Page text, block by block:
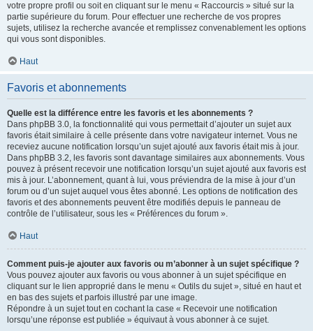
votre propre profil ou soit en cliquant sur le menu « Raccourcis » situé sur la
partie supérieure du forum. Pour effectuer une recherche de vos propres
sujets, utilisez la recherche avancée et remplissez convenablement les options
qui vous sont disponibles.
Haut
Favoris et abonnements
Quelle est la différence entre les favoris et les abonnements ?
Dans phpBB 3.0, la fonctionnalité qui vous permettait d’ajouter un sujet aux
favoris était similaire à celle présente dans votre navigateur internet. Vous ne
receviez aucune notification lorsqu’un sujet ajouté aux favoris était mis à jour.
Dans phpBB 3.2, les favoris sont davantage similaires aux abonnements. Vous
pouvez à présent recevoir une notification lorsqu’un sujet ajouté aux favoris est
mis à jour. L’abonnement, quant à lui, vous préviendra de la mise à jour d’un
forum ou d’un sujet auquel vous êtes abonné. Les options de notification des
favoris et des abonnements peuvent être modifiés depuis le panneau de
contrôle de l’utilisateur, sous les « Préférences du forum ».
Haut
Comment puis-je ajouter aux favoris ou m’abonner à un sujet spécifique ?
Vous pouvez ajouter aux favoris ou vous abonner à un sujet spécifique en
cliquant sur le lien approprié dans le menu « Outils du sujet », situé en haut et
en bas des sujets et parfois illustré par une image.
Répondre à un sujet tout en cochant la case « Recevoir une notification
lorsqu’une réponse est publiée » équivaut à vous abonner à ce sujet.